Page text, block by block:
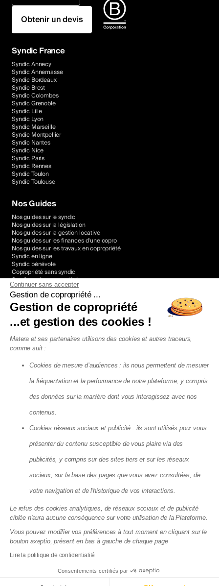
Obtenir un devis
Syndic France
Syndic Annecy
Syndic Annemasse
Syndic Bordeaux
Syndic Brest
Syndic Colombes
Syndic Grenoble
Syndic Lille
Syndic Lyon
Syndic Marseille
Syndic Montpellier
Syndic Nantes
Syndic Nice
Syndic Paris
Syndic Rennes
Syndic Toulon
Syndic Toulouse
Nos Guides
Nos guides sur le syndic
Nos guides sur la législation
Nos guides sur la gestion locative
Nos guides sur les finances d'une copro
Nos guides sur les travaux en copropriété
Syndic en ligne
Syndic bénévole
Copropriété sans syndic
Syndic petite copropriété
Devis syndic copropriété
Agence Locative France
Agence Locative Annecy
Agence Locative Annemasse
Agence Locative Bordeaux
Agence Locative Brest
Agence Locative Lille
Agence Locative Lyon
Agence Locative Marseille
Agence Locative Montpellier
Agence Locative Nantes
Agence Locative Nice
Agence Locative Paris
Agence Locative Rennes
Agence Locative Toulon
Matera SAS - 8, Cité Paradis, 75010 Paris
La société Matera, société par action simplifiée, au capital de 72
083,03 €, dont le siège se situe 8 cité Paradis Paris (75010),
l’Autorité de Contrôle Prudentiel et de Résolution (ACPR), sous le
numéro 88276, enregistrement consultable dans le Registre
des agents financiers (www.regafi.fr) en tant qu’Agent de
services de paiement de l’établissement de monnaie
électronique Treezor (CIB 16798), dont le siège social est situé
33 rue de Wagram 75017 Paris. Matera est immatriculée à
l'ORIAS sous le numéro 19004585 en qualité de courtier en
assurance. Immatriculation vérifiable sur
Continuer sans accepter
Gestion de copropriété ...
Gestion de copropriété
...et gestion des cookies !
Matera et ses partenaires utilisons des cookies et autres traceurs,
comme suit :
Cookies de mesure d’audiences : ils nous permettent de mesurer
la fréquentation et la performance de notre plateforme, y compris
des données sur la manière dont vous interagissez avec nos
contenus.
Cookies réseaux sociaux et publicité : ils sont utilisés pour vous
présenter du contenu susceptible de vous plaire via des
publicités, y compris sur des sites tiers et sur les réseaux
sociaux, sur la base des pages que vous avez consultées, de
votre navigation et de l'historique de vos interactions.
Le refus des cookies analytiques, de réseaux sociaux et de publicité
ciblée n'aura aucune conséquence sur votre utilisation de la Plateforme.
Vous pouvez modifier vos préférences à tout moment en cliquant sur le
bouton axeptio, présent en bas à gauche de chaque page
Lire la politique de confidentialité
Consentements certifiés par